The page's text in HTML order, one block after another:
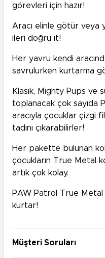
görevleri için hazır!
Aracı elinle götür veya
ileri doğru it!
Her yavru kendi
savrulurken kurtarma
Klasik, Mighty Pups ve
toplanacak çok sayıda
aracıyla çocuklar çizgi
tadını çıkarabilirler!
Her pakette bulunan
çocukların True Metal
artık çok kolay.
PAW Patrol True Metal
kurtar!
Müşteri Soruları